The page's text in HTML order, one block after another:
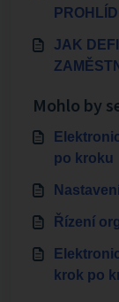
JAK
Mohlo by
po kroku
Řízení
krok po